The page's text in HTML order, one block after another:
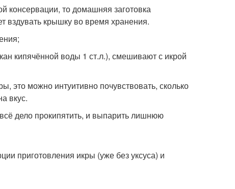
консервации, то домашняя заготовка
вздувать крышку во время хранения.
кипячённой воды 1 ст.л.), смешивают с икрой
это можно интуитивно почувствовать, сколько
вкус.
всё дело прокипятить, и выпарить лишнюю
приготовления икры (уже без уксуса) и